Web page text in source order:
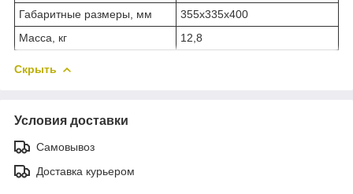
Габаритные размеры, мм
355х335х400
Масса, кг
12,8
Скрыть
Условия доставки
Самовывоз
Доставка курьером